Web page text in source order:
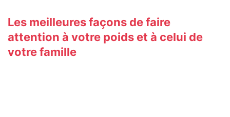
Les meilleures façons de faire
attention à votre poids et à celui de
votre famille